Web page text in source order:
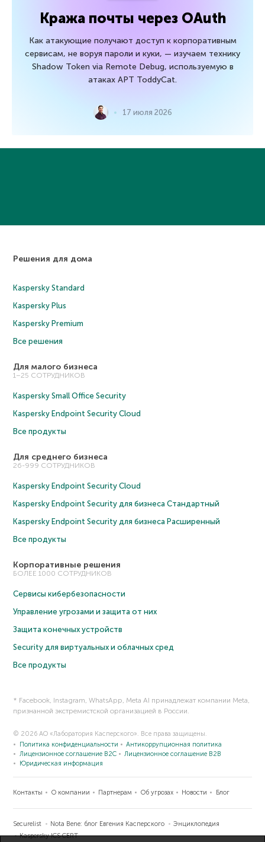
Кража почты через OAuth
Как атакующие получают доступ к корпоративным
сервисам, не воруя пароли и куки, — изучаем технику
Shadow Token via Remote Debug, используемую в
атаках APT ToddyCat.
17 июля 2026
Решения для дома
Kaspersky Standard
Kaspersky Plus
Kaspersky Premium
Все решения
Для малого бизнеса
1–25 СОТРУДНИКОВ
Kaspersky Small Office Security
Kaspersky Endpoint Security Cloud
Все продукты
Для среднего бизнеса
26-999 СОТРУДНИКОВ
Kaspersky Endpoint Security Cloud
Kaspersky Endpoint Security для бизнеса Cтандартный
Kaspersky Endpoint Security для бизнеса Расширенный
Все продукты
Корпоративные решения
БОЛЕЕ 1000 СОТРУДНИКОВ
Сервисы кибербезопасности
Управление угрозами и защита от них
Защита конечных устройств
Security для виртуальных и облачных сред
Все продукты
* Facebook, Instagram, WhatsApp, Meta AI принадлежат компании Meta,
признанной экстремистской организацией в России.
© 2026 АО «Лаборатория Касперского». Все права защищены.
Политика конфиденциальности
Антикоррупционная политика
Лицензионное соглашение B2C
Лицензионное соглашение B2B
Юридическая информация
Контакты О компании Партнерам Об угрозах Новости Блог
Securelist Nota Bene: блог Евгения Касперского
Энциклопедия
Kaspersky ICS CERT